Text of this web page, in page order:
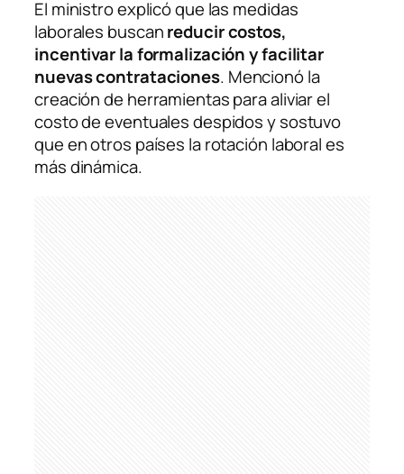
El ministro explicó que las medidas
laborales buscanreducir costos,
incentivar la formalización y facilitar
nuevas contrataciones. Mencionó la
creación de herramientas para aliviar el
costo de eventuales despidos y sostuvo
que en otros países la rotación laboral es
más dinámica.